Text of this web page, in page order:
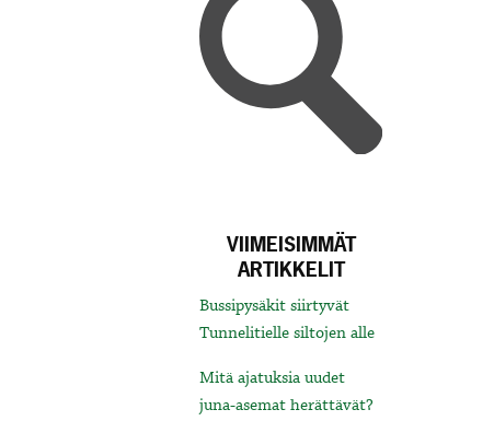
VIIMEISIMMÄT
ARTIKKELIT
Bussipysäkit siirtyvät
Tunnelitielle siltojen alle
Mitä ajatuksia uudet
juna-asemat herättävät?